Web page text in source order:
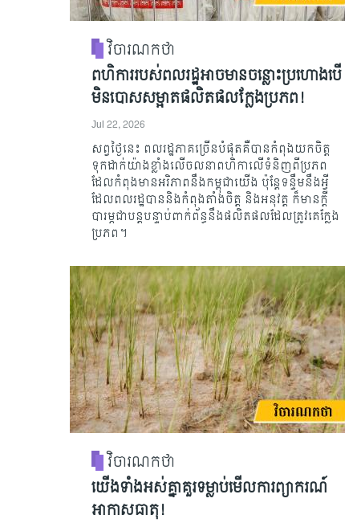
វិចារណកថា
ពហិការរបស់ពលរដ្ឋអាចមានចន្លោះប្រហោងបើ
មិនបោសសម្អាតផលិតផលក្លែងប្រភព!
Jul 22, 2026
សព្វថ្ងៃនេះ ពលរដ្ឋភាគច្រើនបំផុតគឺបានកំពុងយកចិត្ត
ទុកដាក់យ៉ាងខ្លាំងលើចលនាពហិកាលើទំនិញពីប្រភព
ដែលកំពុងមានអរិភាពនឹងកម្ពុជាយើង ប៉ុន្តែទន្ទឹមនឹងអ្វី
ដែលពលរដ្ឋបាននិងកំពុងតាំងចិត្ត និងអនុវត្ត ក៏មានក្តី
បារម្ភជាបន្តបន្ទាប់ពាក់ព័ន្ធនឹងផលិតផលដែលត្រូវគេក្លែង
ប្រភព។
វិចារណកថា
យើងទាំងអស់គ្នាគួរទម្លាប់មើលការព្យាករណ៍
អាកាសធាតុ!